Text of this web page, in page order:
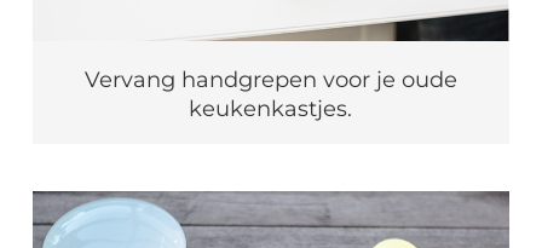
Vervang handgrepen voor je oude
keukenkastjes.